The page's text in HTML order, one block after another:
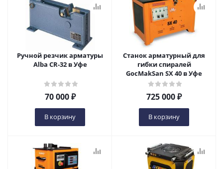
Ручной резчик арматуры
Alba CR-32 в Уфе
70 000₽
В корзину
Станок арматурный для
гибки спиралей
GocMakSan SX 40 в Уфе
725 000₽
В корзину